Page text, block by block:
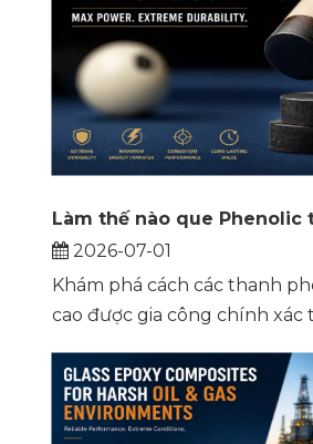
2026-07-01
Khám phá cách các thanh
cao được gia công chính xác